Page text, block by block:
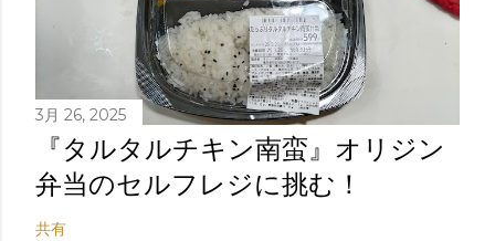
3月 26, 2025
『タルタルチキン南蛮』オリジン
弁当のセルフレジに挑む！
共有